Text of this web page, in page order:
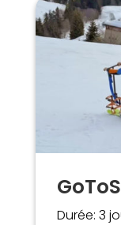
Durée: 3